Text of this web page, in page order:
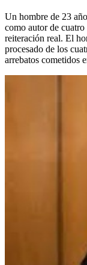
Un hombre de 23
como autor de
reiteración real. El
procesado de los
arrebatos cometidos